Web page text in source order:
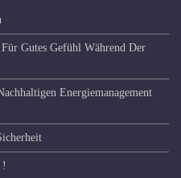
Gutes Gefühl Während Der
Energiemanagement
!